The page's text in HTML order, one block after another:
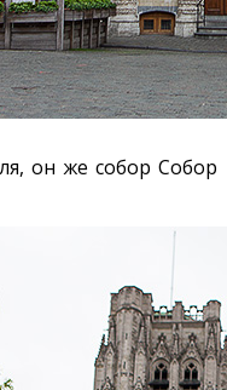
он же собор Собор